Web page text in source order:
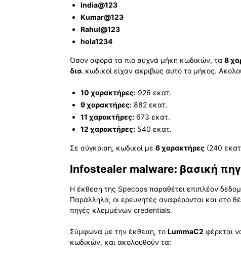
India@123
Kumar@123
Rahul@123
hola1234
Όσον αφορά τα πιο συχνά μήκη κωδικών, τα 8
δισ. κωδικοί είχαν ακριβώς αυτό το μήκος.
10 χαρακτήρες: 926 εκατ.
9 χαρακτήρες: 882 εκατ.
11 χαρακτήρες: 673 εκατ.
12 χαρακτήρες: 540 εκατ.
Σε σύγκριση, κωδικοί με 6 χαρακτήρες (240
Infostealer malware: βασική
Η έκθεση της Specops παραθέτει επιπλέον
Παράλληλα, οι ερευνητές αναφέρονται και στο
πηγές κλεμμένων credentials.
Σύμφωνα με την έκθεση, το LummaC2 φέρεται
κωδικών, και ακολουθούν τα: